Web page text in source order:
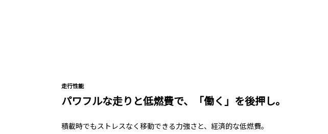
走行性能
パワフルな走りと低燃費で、「働く」を後押し。
積載時でもストレスなく移動できる力強さと、経済的な低燃費。